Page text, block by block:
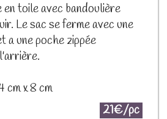
en toile avec bandoulière
Le sac se ferme avec une
une poche zippée
cm x 8 cm
21€/pc